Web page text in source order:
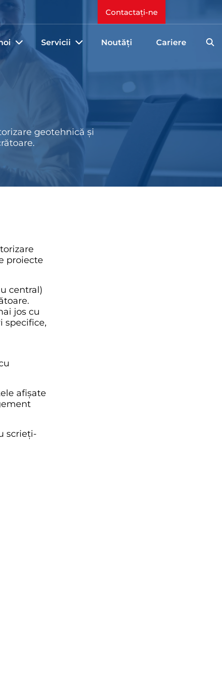
Contactați-ne
Servicii Noutăți Cariere
geotehnică și
proiecte
central)
jos cu
specifice,
afișate
scrieți-